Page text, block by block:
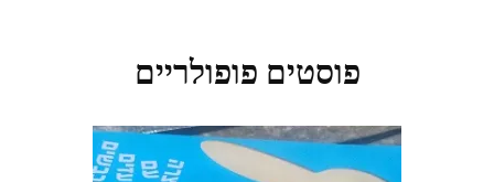
פוסטים פופולריים